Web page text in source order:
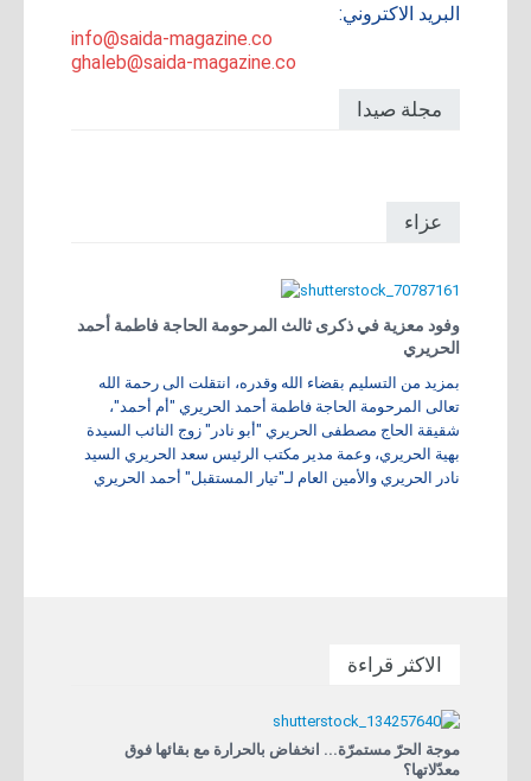
البريد الاكتروني:
info@saida-magazine.co
ghaleb@saida-magazine.co
مجلة صيدا
عزاء
وفود معزية في ذكرى ثالث المرحومة الحاجة فاطمة أحمد
الحريري
بمزيد من التسليم بقضاء الله وقدره، انتقلت الى رحمة الله
تعالى المرحومة الحاجة فاطمة أحمد الحريري "أم أحمد"،
شقيقة الحاج مصطفى الحريري "أبو نادر" زوج النائب السيدة
بهية الحريري، وعمة مدير مكتب الرئيس سعد الحريري السيد
نادر الحريري والأمين العام لـ"تيار المستقبل" أحمد الحريري
الاكثر قراءة
موجة الحرّ مستمرّة... انخفاض بالحرارة مع بقائها فوق
معدّلاتها؟